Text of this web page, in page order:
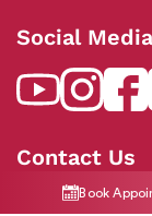
Book
Social Media
Contact Us